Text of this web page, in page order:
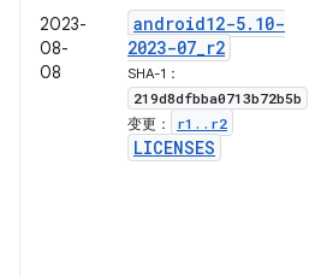
2023-
08-
08
android12-5. 10-
2023-07_r2
SHA-1：
219d8dfbba0713b72b5b
变更： r1 . . r2
LICENSES